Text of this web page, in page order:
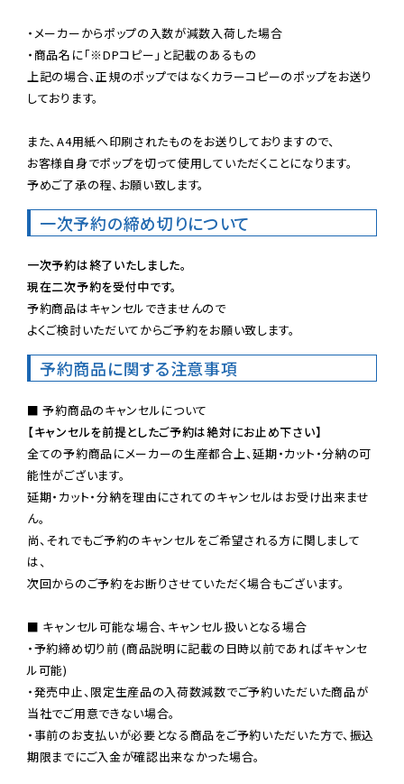
・メーカーからポップの入数が減数入荷した場合
・商品名に「※DPコピー」と記載のあるもの
上記の場合、正規のポップではなくカラーコピーのポップをお送り
しております。
また、A4用紙へ印刷されたものをお送りしておりますので、
お客様自身でポップを切って使用していただくことになります。
予めご了承の程、お願い致します。
一次予約の締め切りについて
一次予約は終了いたしました。
現在二次予約を受付中です。
予約商品はキャンセルできませんので
よくご検討いただいてからご予約をお願い致します。
予約商品に関する注意事項
【キャンセルを前提としたご予約は絶対にお止め下さい】
全ての予約商品にメーカーの生産都合上、延期・カット・分納の可
能性がございます。
延期・カット・分納を理由にされてのキャンセルはお受け出来ませ
ん。
尚、それでもご予約のキャンセルをご希望される方に関しまして
は、
次回からのご予約をお断りさせていただく場合もございます。
■ キャンセル可能な場合、キャンセル扱いとなる場合
・予約締め切り前 (商品説明に記載の日時以前であればキャンセ
ル可能)
・発売中止、限定生産品の入荷数減数でご予約いただいた商品が
当社でご用意できない場合。
・事前のお支払いが必要となる商品をご予約いただいた方で、振込
期限までにご入金が確認出来なかった場合。